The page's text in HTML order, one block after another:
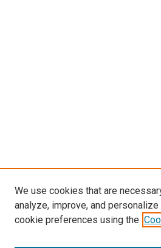
We use cookies that are
analyze, improve, and
cookie preferences using the